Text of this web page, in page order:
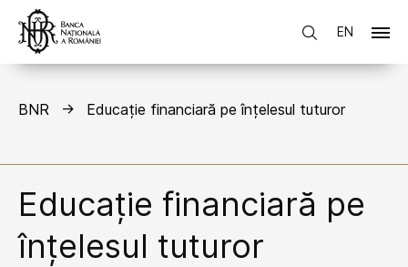
EN
BNR Educație financiară pe înțelesul tuturor
Educație financiară pe
înțelesul tuturor